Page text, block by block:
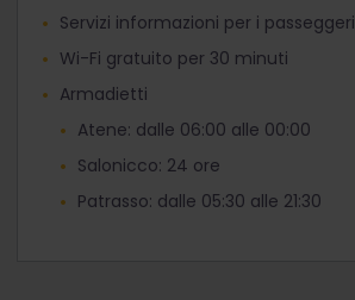
Servizi informazioni per i passeggeri
Wi-Fi gratuito per 30 minuti
Armadietti
Atene: dalle 06:00 alle 00:00
Salonicco: 24 ore
Patrasso: dalle 05:30 alle 21:30